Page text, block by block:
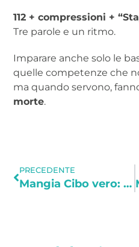
112 + compressioni +
Tre parole e un ritmo.
Imparare anche solo le
quelle competenze che
ma quando servono,
morte.
PRECEDENTE
Mangia Cibo vero: le nuove linee guida americane 2025–2030